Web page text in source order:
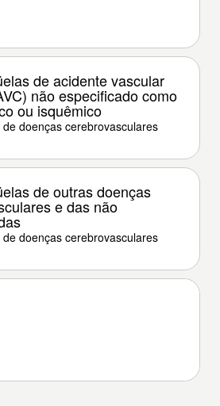
de acidente vascular
não especificado como
ou isquêmico
doenças cerebrovasculares
de outras doenças
e das não
doenças cerebrovasculares